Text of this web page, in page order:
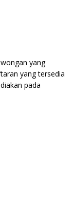
yang
yang tersedia
pada